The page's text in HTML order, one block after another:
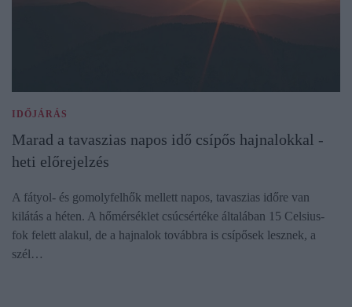
IDŐJÁRÁS
Marad a tavaszias napos idő csípős hajnalokkal -
heti előrejelzés
A fátyol- és gomolyfelhők mellett napos, tavaszias időre van
kilátás a héten. A hőmérséklet csúcsértéke általában 15 Celsius-
fok felett alakul, de a hajnalok továbbra is csípősek lesznek, a
szél…